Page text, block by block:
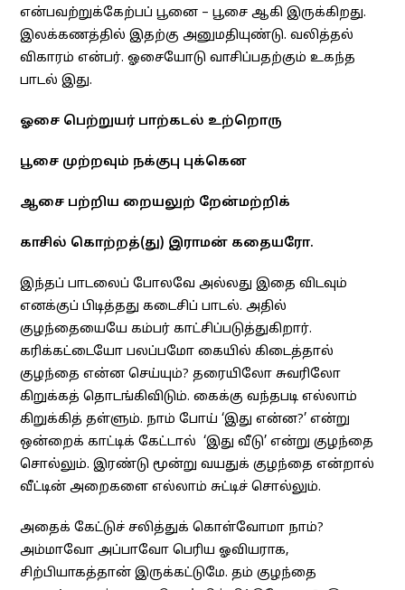
என்பவற்றுக்கேற்பப் பூனை – பூசை ஆகி இருக்கிறது.
இலக்கணத்தில் இதற்கு அனுமதியுண்டு. வலித்தல்
விகாரம் என்பர். ஓசையோடு வாசிப்பதற்கும் உகந்த
பாடல் இது.
ஓசை பெற்றுயர் பாற்கடல் உற்றொரு
பூசை முற்றவும் நக்குபு புக்கென
ஆசை பற்றிய றையலுற் றேன்மற்றிக்
காசில் கொற்றத்(து) இராமன் கதையரோ.
இந்தப் பாடலைப் போலவே அல்லது இதை விடவும்
எனக்குப் பிடித்தது கடைசிப் பாடல். அதில்
குழந்தையையே கம்பர் காட்சிப்படுத்துகிறார்.
கரிக்கட்டையோ பலப்பமோ கையில் கிடைத்தால்
குழந்தை என்ன செய்யும்? தரையிலோ சுவரிலோ
கிறுக்கத் தொடங்கிவிடும். கைக்கு வந்தபடி எல்லாம்
கிறுக்கித் தள்ளும். நாம் போய் ‘இது என்ன?’ என்று
ஒன்றைக் காட்டிக் கேட்டால் ‘இது வீடு’ என்று குழந்தை
சொல்லும். இரண்டு மூன்று வயதுக் குழந்தை என்றால்
வீட்டின் அறைகளை எல்லாம் சுட்டிச் சொல்லும்.
அதைக் கேட்டுச் சலித்துக் கொள்வோமா நாம்?
அம்மாவோ அப்பாவோ பெரிய ஓவியராக,
சிற்பியாகத்தான் இருக்கட்டுமே. தம் குழந்தை